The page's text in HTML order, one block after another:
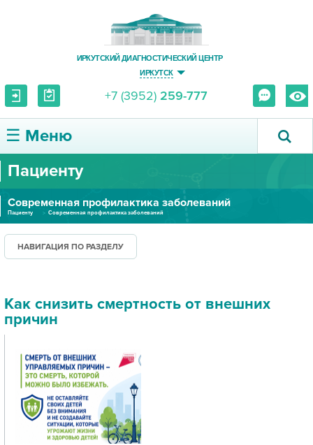
ИРКУТСКИЙ ДИАГНОСТИЧЕСКИЙ ЦЕНТР
ИРКУТСК
+7 (3952) 259-777
☰ Меню
О ЦЕНТРЕ
УСЛУГИ И ЦЕНЫ
ПАЦИЕНТУ
ПРАВОВАЯ ИНФОРМАЦИЯ
Пациенту
Современная профилактика заболеваний
Пациенту Современная профилактика заболеваний
НАВИГАЦИЯ ПО РАЗДЕЛУ
Как снизить смертность от внешних
причин